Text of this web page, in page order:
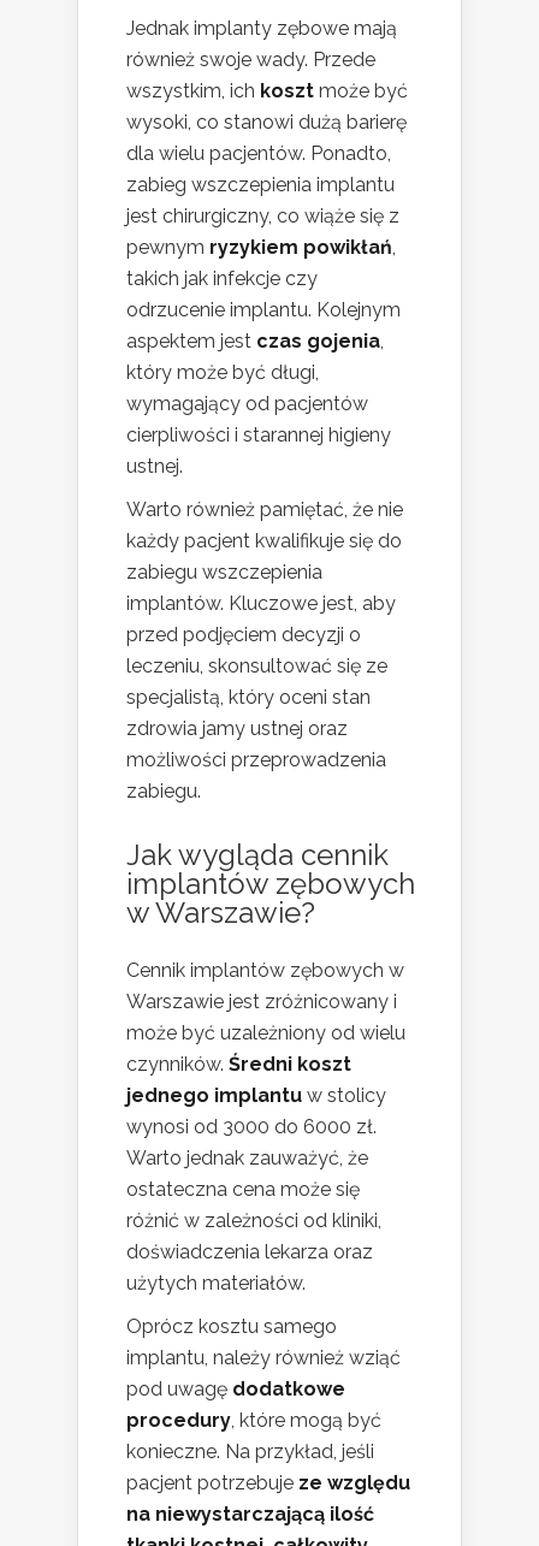
Jednak implanty zębowe mają
również swoje wady. Przede
wszystkim, ich koszt może być
wysoki, co stanowi dużą barierę
dla wielu pacjentów. Ponadto,
zabieg wszczepienia implantu
jest chirurgiczny, co wiąże się z
pewnym ryzykiem powikłań,
takich jak infekcje czy
odrzucenie implantu. Kolejnym
aspektem jest czas gojenia,
który może być długi,
wymagający od pacjentów
cierpliwości i starannej higieny
ustnej.
Warto również pamiętać, że nie
każdy pacjent kwalifikuje się do
zabiegu wszczepienia
implantów. Kluczowe jest, aby
przed podjęciem decyzji o
leczeniu, skonsultować się ze
specjalistą, który oceni stan
zdrowia jamy ustnej oraz
możliwości przeprowadzenia
zabiegu.
Jak wygląda cennik
implantów zębowych
w Warszawie?
Cennik implantów zębowych w
Warszawie jest zróżnicowany i
może być uzależniony od wielu
czynników. Średni koszt
jednego implantu w stolicy
wynosi od 3000 do 6000 zł.
Warto jednak zauważyć, że
ostateczna cena może się
różnić w zależności od kliniki,
doświadczenia lekarza oraz
użytych materiałów.
Oprócz kosztu samego
implantu, należy również wziąć
pod uwagę dodatkowe
procedury, które mogą być
konieczne. Na przykład, jeśli
pacjent potrzebuje ze względu
na niewystarczającą ilość